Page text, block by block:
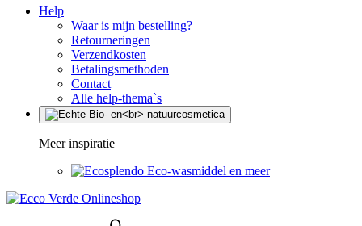
Help
Waar is mijn bestelling?
Retourneringen
Verzendkosten
Betalingsmethoden
Contact
Alle help-thema`s
Meer inspiratie
Eco-wasmiddel en meer